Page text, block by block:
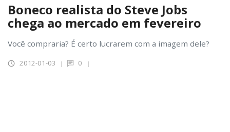
Boneco realista do Steve Jobs
chega ao mercado em fevereiro
Você compraria? É certo lucrarem com a imagem dele?
2012-01-03 0